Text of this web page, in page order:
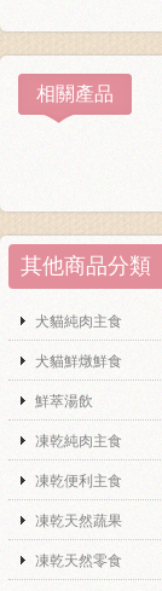
相關產品
其他商品分類
犬貓純肉主食
犬貓鮮燉鮮食
鮮萃湯飲
凍乾純肉主食
凍乾便利主食
凍乾天然蔬果
凍乾天然零食